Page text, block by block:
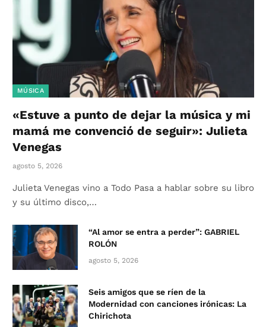
MÚSICA
«Estuve a punto de dejar la música y mi
mamá me convenció de seguir»: Julieta
Venegas
agosto 5, 2026
Julieta Venegas vino a Todo Pasa a hablar sobre su libro
y su último disco,…
“Al amor se entra a perder”: GABRIEL
ROLÓN
agosto 5, 2026
Seis amigos que se ríen de la
Modernidad con canciones irónicas: La
Chirichota